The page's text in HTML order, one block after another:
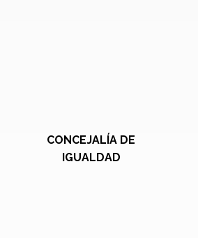
CONCEJALÍA DE
IGUALDAD